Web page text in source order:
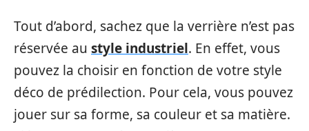
Tout d’abord, sachez que la verrière n’est pas
réservée au style industriel. En effet, vous
pouvez la choisir en fonction de votre style
déco de prédilection. Pour cela, vous pouvez
jouer sur sa forme, sa couleur et sa matière.